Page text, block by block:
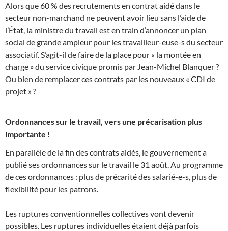
Alors que 60 % des recrutements en contrat aidé dans le
secteur non-marchand ne peuvent avoir lieu sans l’aide de
l’État, la ministre du travail est en train d’annoncer un plan
social de grande ampleur pour les travailleur-euse-s du secteur
associatif. S’agit-il de faire de la place pour « la montée en
charge » du service civique promis par Jean-Michel Blanquer ?
Ou bien de remplacer ces contrats par les nouveaux « CDI de
projet » ?
Ordonnances sur le travail, vers une précarisation plus
importante !
En parallèle de la fin des contrats aidés, le gouvernement a
publié ses ordonnances sur le travail le 31 août. Au programme
de ces ordonnances : plus de précarité des salarié-e-s, plus de
flexibilité pour les patrons.
Les ruptures conventionnelles collectives vont devenir
possibles. Les ruptures individuelles étaient déjà parfois